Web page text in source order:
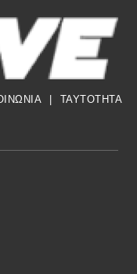
| TAYTOTHTA